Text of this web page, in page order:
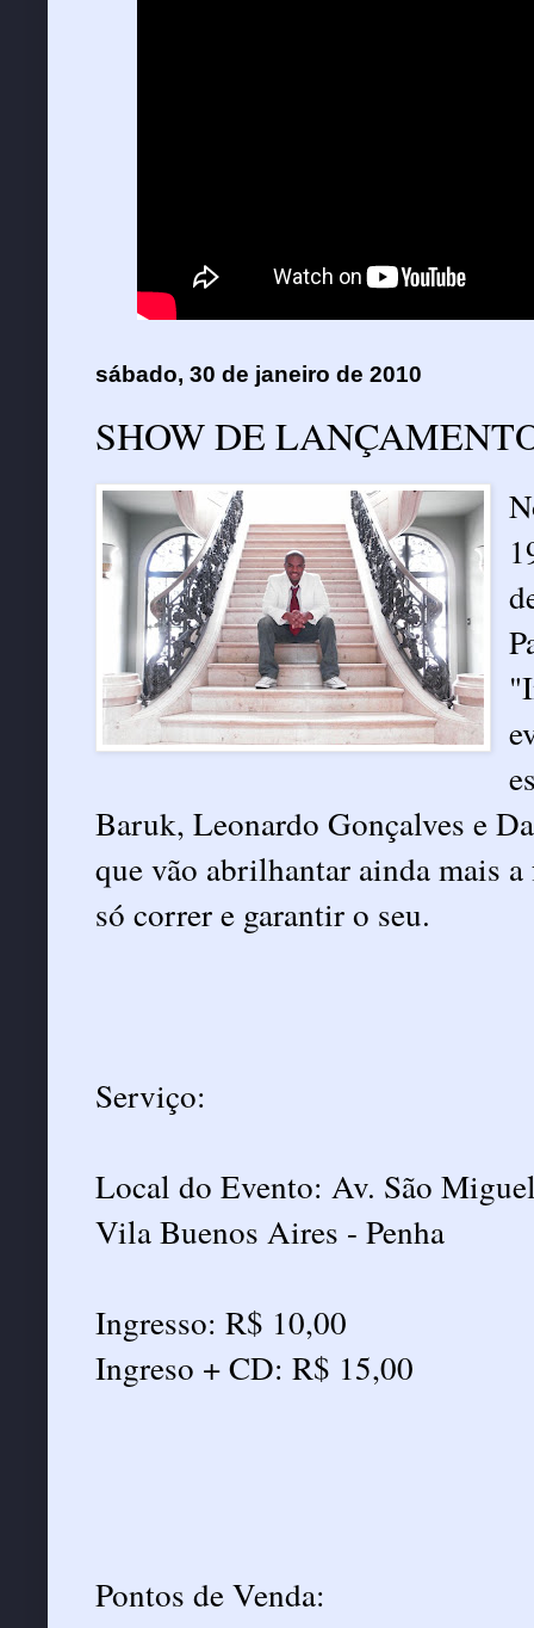
sábado, 30 de janeiro de 2010
SHOW DE
Baruk, Leonardo Gonçalves e
que vão abrilhantar ainda mais
só correr e garantir o seu.
Serviço:
Local do Evento: Av. São
Vila Buenos Aires - Penha
Ingresso: R$ 10,00
Ingreso + CD: R$ 15,00
Pontos de Venda: